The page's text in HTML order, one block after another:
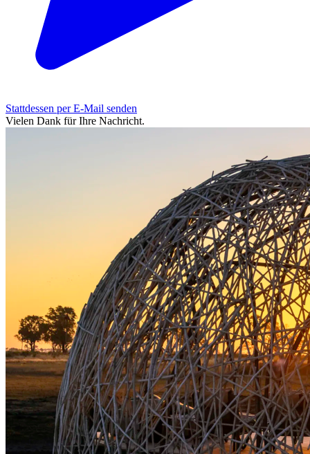
Stattdessen per E-Mail senden
Vielen Dank für Ihre Nachricht.